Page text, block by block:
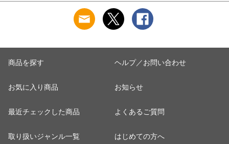
ット工業 S5022B-RT
涼しい 肌着
ット工業 S5022B-RT
涼しい 肌着
商品を探す
お気に入り商品
最近チェックした商品
取り扱いジャンル一覧
ヘルプ／お問い合わせ
お知らせ
よくあるご質問
はじめての方へ